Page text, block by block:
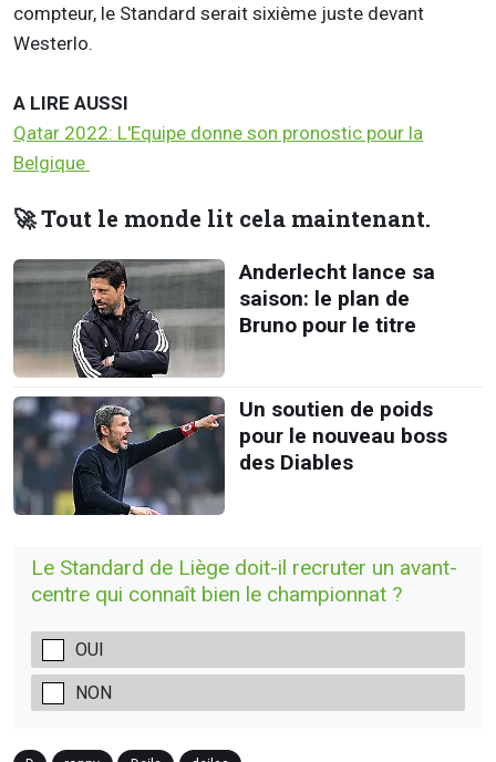
compteur, le Standard serait sixième juste devant
Westerlo.
A LIRE AUSSI
Qatar 2022: L'Equipe donne son pronostic pour la
Belgique
🚀 Tout le monde lit cela maintenant.
Anderlecht lance sa
saison: le plan de
Bruno pour le titre
Un soutien de poids
pour le nouveau boss
des Diables
Le Standard de Liège doit-il recruter un avant-
centre qui connaît bien le championnat ?
OUI
NON